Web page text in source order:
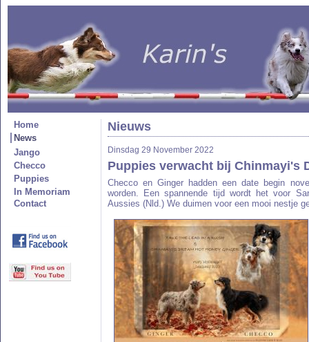
Home
News
Jango
Checco
Puppies
In Memoriam
Contact
Nieuws
Dinsdag 29 November 2022
Puppies verwacht bij Chinmayi's
Checco en Ginger hadden een date begin
worden. Een spannende tijd wordt het voor
Aussies (Nld.) We duimen voor een mooi nestje